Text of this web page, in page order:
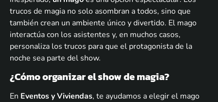
trucos de magia no solo asombran a todos, sino que
también crean un ambiente único y divertido. El mago
interactúa con los asistentes y, en muchos casos,
personaliza los trucos para que el protagonista de la
noche sea parte del show.
¿Cómo organizar el show de magia?
En Eventos y Viviendas, te ayudamos a elegir el mago